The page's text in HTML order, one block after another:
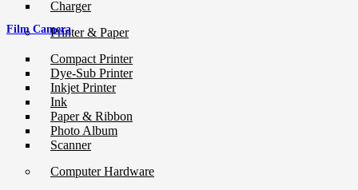
Charger
Printer & Paper
Compact Printer
Dye-Sub Printer
Inkjet Printer
Ink
Paper & Ribbon
Photo Album
Scanner
Computer Hardware
Film Camera